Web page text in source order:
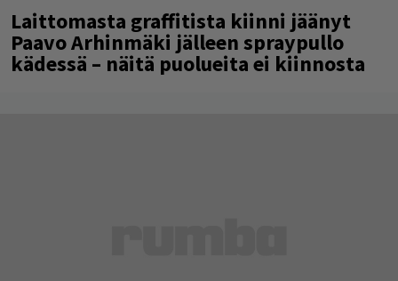
Laittomasta graffitista kiinni jäänyt
Paavo Arhinmäki jälleen spraypullo
kädessä – näitä puolueita ei kiinnosta